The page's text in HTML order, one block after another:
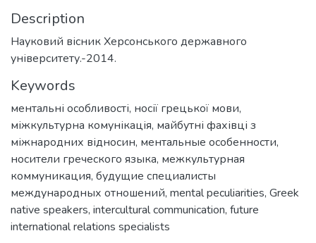
Description
Науковий вісник Херсонського державного
університету.-2014.
Keywords
ментальні особливості, носії грецької мови,
міжкультурна комунікація, майбутні фахівці з
міжнародних відносин, ментальные особенности,
носители греческого языка, межкультурная
коммуникация, будущие специалисты
международных отношений, mental peculiarities, Greek
native speakers, intercultural communication, future
international relations specialists